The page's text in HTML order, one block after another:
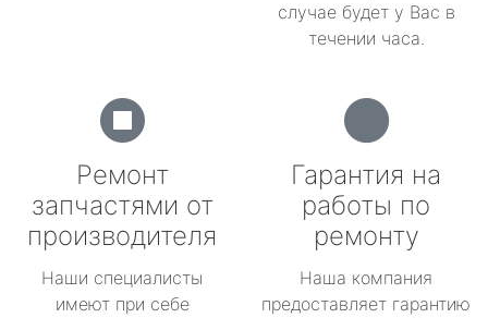
случае будет у Вас в
течении часа.
Ремонт
запчастями от
производителя
Наши специалисты
имеют при себе
Гарантия на
работы по
ремонту
Наша компания
предоставляет гарантию